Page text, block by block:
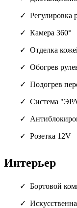
Регулировка
Камера 360°
Отделка
Обогрев
Подогрев
Система
Розетка 12V
Интерьер
Бортовой